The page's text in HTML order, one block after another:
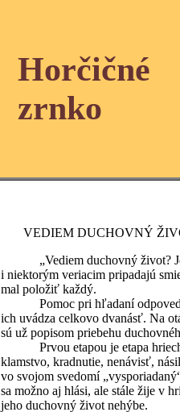
Horčičné
zrnko
VEDIEM DUCHOVNÝ
„Vediem duchovný život? Je
i niektorým veriacim pripadajú
mal položiť každý.
Pomoc pri hľadaní odpovede
ich uvádza celkovo dvanásť. Na
sú už popisom priebehu
Prvou etapou je etapa hriechu.
klamstvo, kradnutie, nenávisť,
vo svojom svedomí
sa možno aj hlási, ale stále žije v
jeho duchovný život nehýbe.